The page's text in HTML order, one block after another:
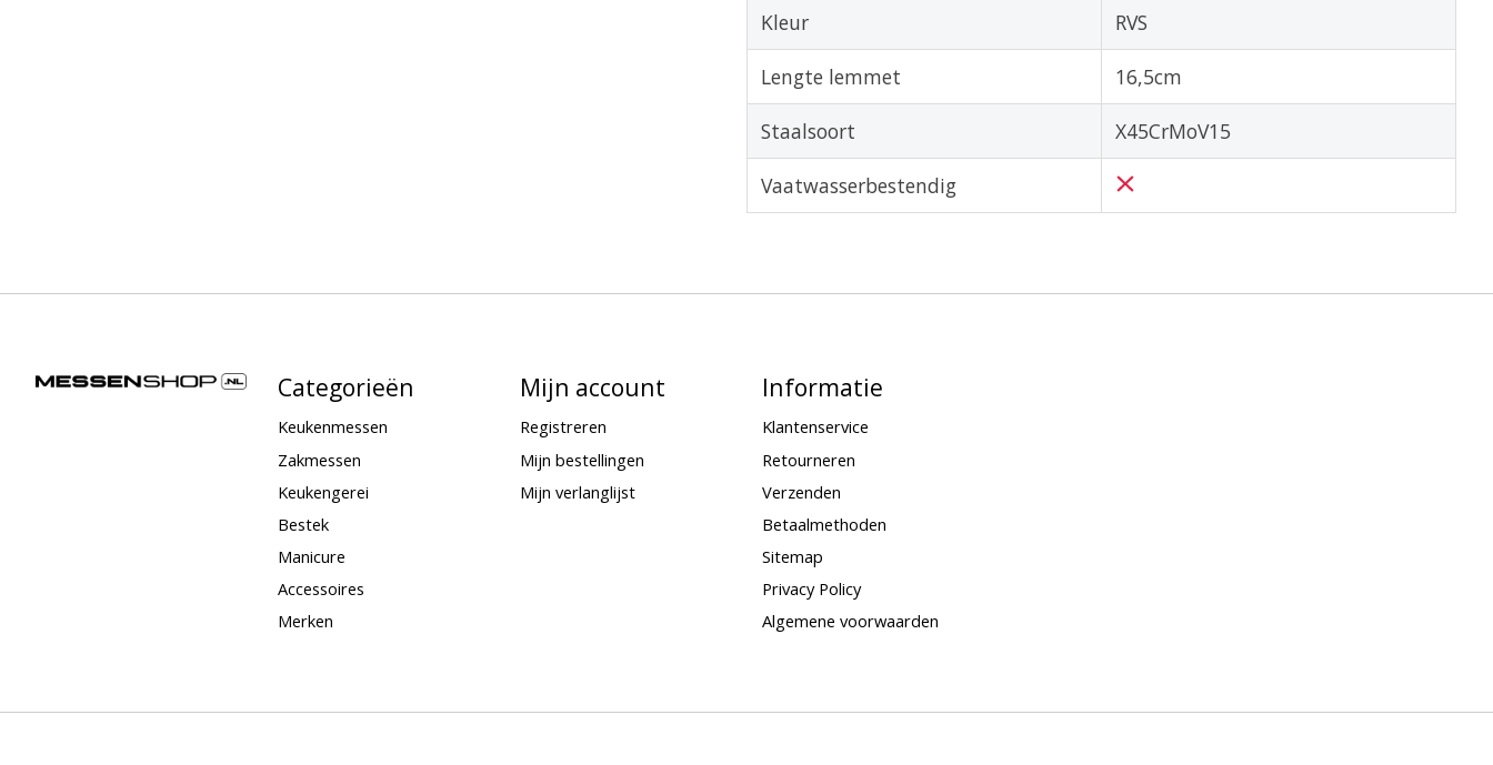
Kleur RVS
Lengte lemmet 16,5cm
Staalsoort X45CrMoV15
Vaatwasserbestendig
Categorieën
Keukenmessen
Zakmessen
Keukengerei
Bestek
Manicure
Accessoires
Merken
Mijn account
Registreren
Mijn bestellingen
Mijn verlanglijst
Informatie
Klantenservice
Retourneren
Verzenden
Betaalmethoden
Sitemap
Privacy Policy
Algemene voorwaarden